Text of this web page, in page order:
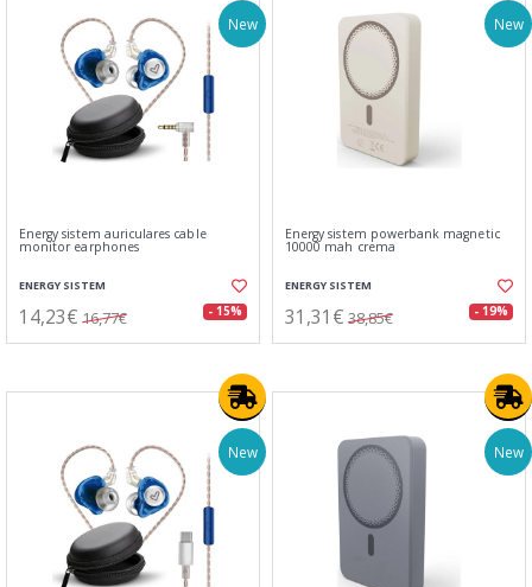
New
Energy sistem auriculares cable
monitor earphones
ENERGY SISTEM
14,23€ 16,77€ - 15%
New
Energy sistem powerbank magnetic
10000 mah crema
ENERGY SISTEM
31,31€ 38,85€ - 19%
New New